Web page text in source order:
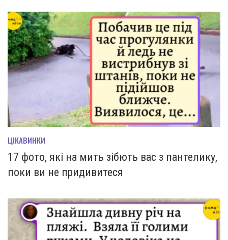
ЦІКАВИНКИ
17 фото, які на мить зiбють вас з пантелику,
поки ви не придивитеся